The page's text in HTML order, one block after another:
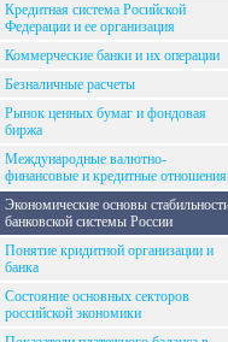
Кредитная система Росийской
Федерации и ее организация
Коммерческие банки и их операции
Безналичные расчеты
Рынок ценных бумаг и фондовая
биржа
Международные валютно-
финансовые и кредитные отношения
Экономические основы
банковской системы России
Понятие кридитной организации и
банка
Состояние основных секторов
российской экономики